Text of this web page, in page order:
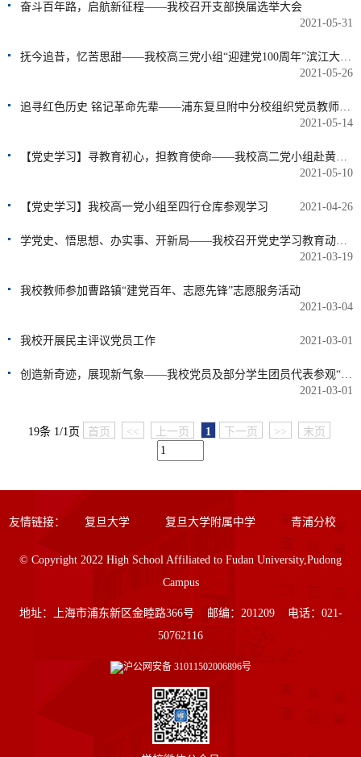
奋斗百年路，启航新征程——我校召开支部换届选举大会
2021-05-31
抚今追昔，忆苦思甜——我校高三党小组“迎建党100周年”滨江大道健步走活动
2021-05-26
追寻红色历史 铭记革命先辈——浦东复旦附中分校组织党员教师观看电影《悬崖之上》
2021-05-14
【党史学习】寻教育初心，担教育使命——我校高二党小组赴黄炎培故居参观学习
2021-05-10
【党史学习】我校高一党小组至四行仓库参观学习 2021-04-26
学党史、悟思想、办实事、开新局——我校召开党史学习教育动员大会
2021-03-19
我校教师参加曹路镇“建党百年、志愿先锋”志愿服务活动
2021-03-04
我校开展民主评议党员工作 2021-03-01
创造新奇迹，展现新气象——我校党员及部分学生团员代表参观“浦东开发开放30周年展”
2021-03-01
19条 1/1页 首页 << 上一页 1 下一页 >> 末页
友情链接： 复旦大学 复旦大学附属中学 青浦分校
© Copyright 2022 High School Affiliated to Fudan University,Pudong
Campus
地址：上海市浦东新区金睦路366号 邮编：201209 电话：021-
50762116
沪公网安备31011502006896号